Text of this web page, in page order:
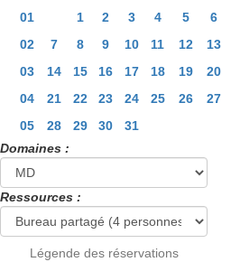
01
1 2 3 4 5
6
02
7 8 9 10 11 12
13
03
14 15 16 17 18 19
20
04
21 22 23 24 25 26
27
05
28 29 30
31
Domaines :
Ressources :
Légende des réservations